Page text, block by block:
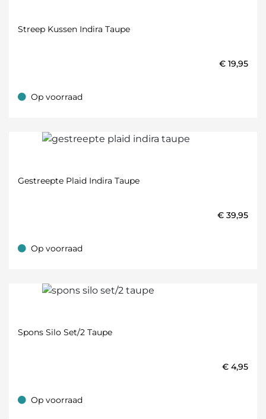
Streep Kussen Indira Taupe
€ 19,95
Op voorraad
Op voorraad
Gestreepte Plaid Indira Taupe
€ 39,95
Op voorraad
Op voorraad
Spons Silo Set/2 Taupe
€ 4,95
Op voorraad
Op voorraad